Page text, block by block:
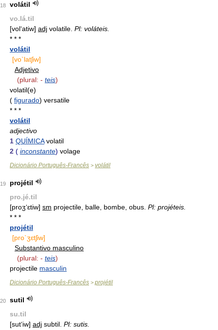
18
volátil
vo.lá.til
[vol‘atiw] adj volatile. Pl: voláteis.
* * *
volátil
[vo`latʃiw]
Adjetivo
(plural: - teis)
volatil(e)
( figurado) versatile
* * *
volátil
adjectivo
1 QUÍMICAvolatil
2 ( inconstante) volage
Dicionário Português-Francês > volátil
19
projétil
pro.jé.til
[proʒ‘ɛtiw] sm projectile, balle, bombe, obus. Pl: projéteis.
* * *
projétil
[pro`ʒɛtʃiw]
Substantivo masculino
(plural: - teis)
projectile masculin
Dicionário Português-Francês > projétil
20
sutil
su.til
[sut‘iw] adj subtil. Pl: sutis.